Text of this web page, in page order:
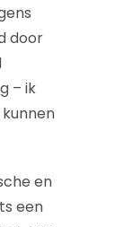
door
– ik
en
een